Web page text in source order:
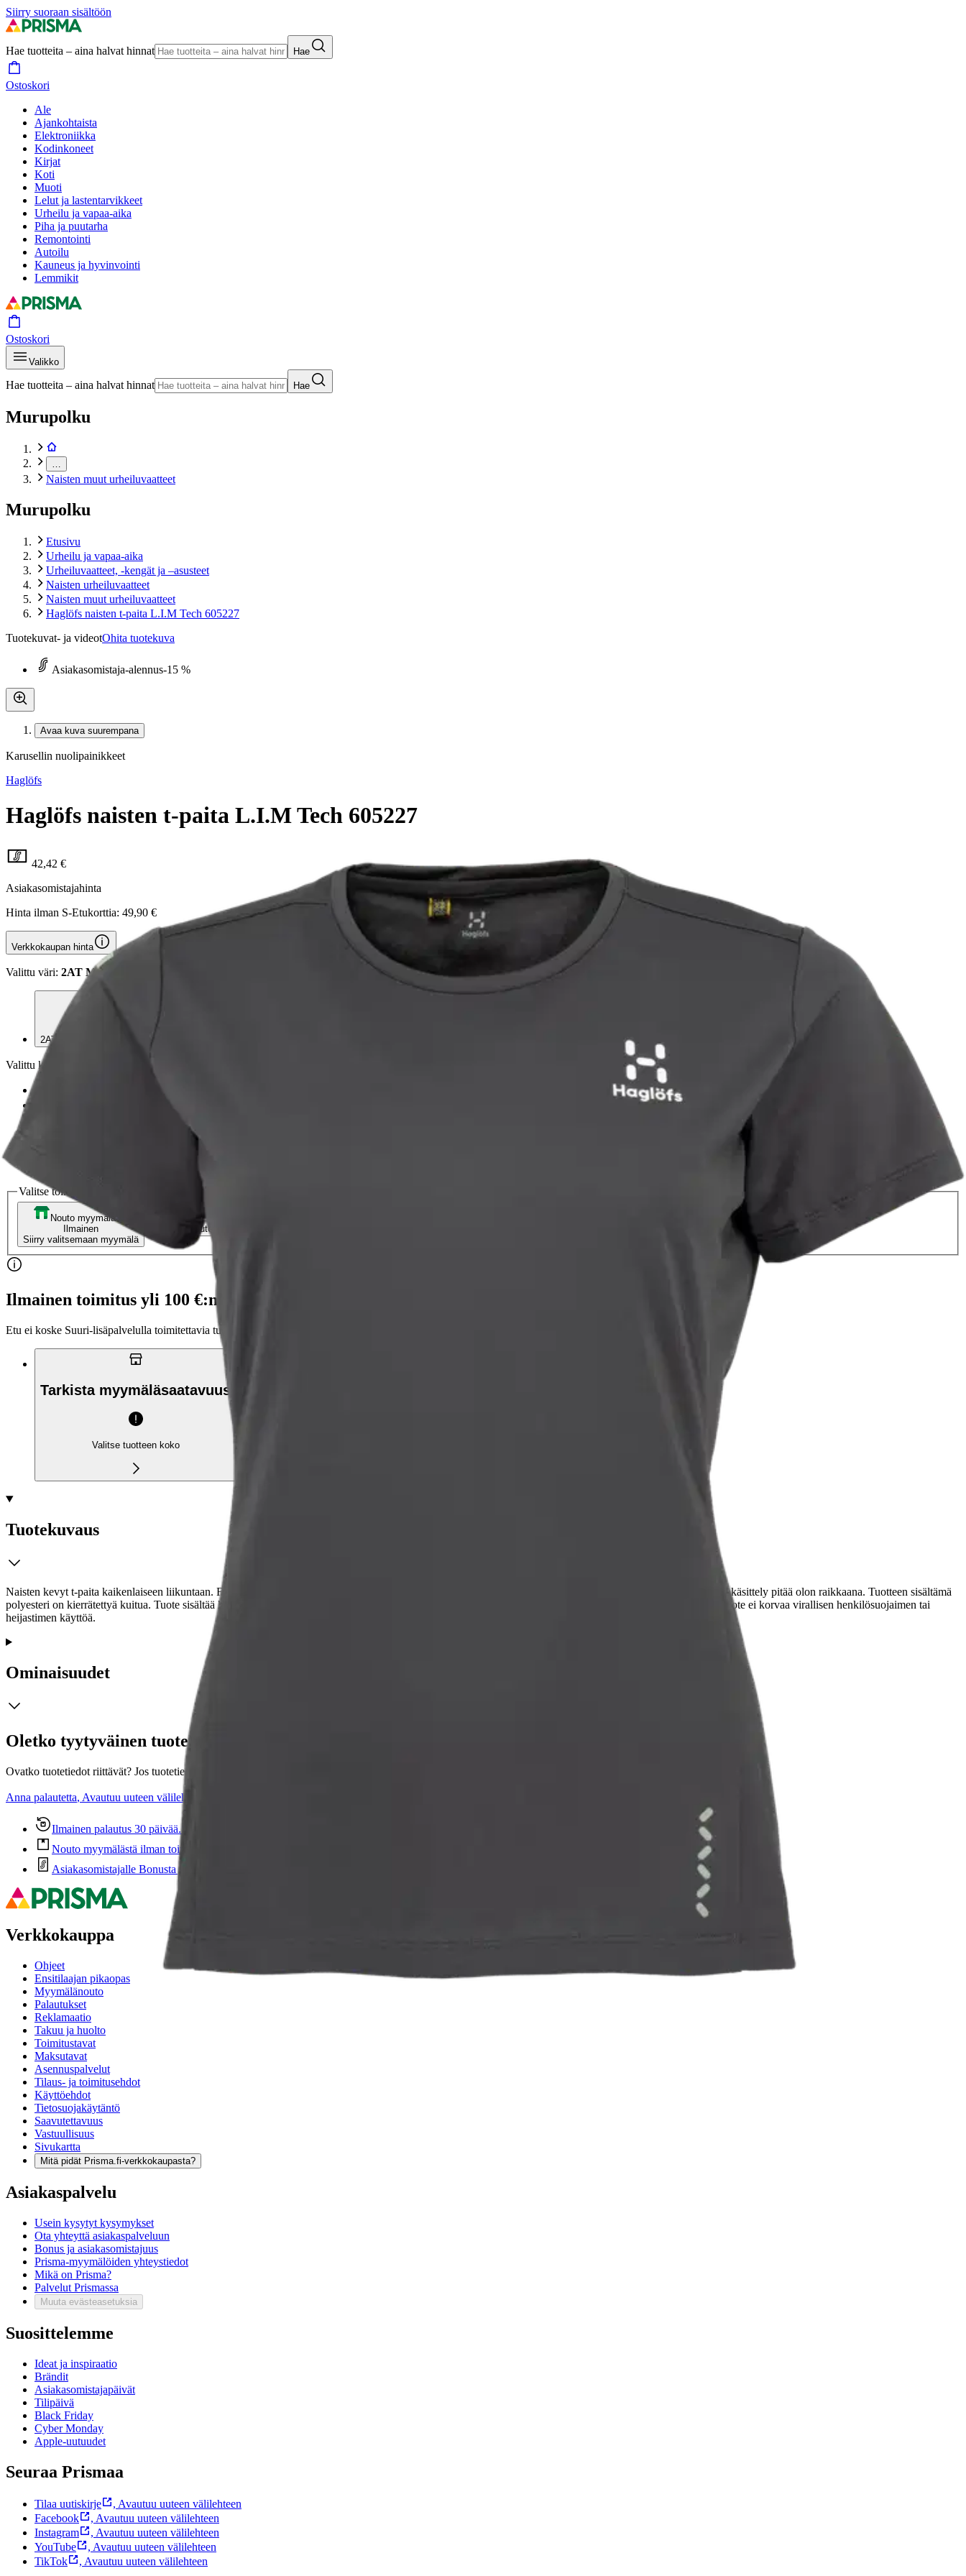
Siirry suoraan sisältöön
Hae tuotteita – aina halvat hinnat Hae
Ostoskori
Ale
Ajankohtaista
Elektroniikka
Kodinkoneet
Kirjat
Koti
Muoti
Lelut ja lastentarvikkeet
Urheilu ja vapaa-aika
Piha ja puutarha
Remontointi
Autoilu
Kauneus ja hyvinvointi
Lemmikit
Ostoskori
Valikko
Hae tuotteita – aina halvat hinnat Hae
Murupolku
Naisten muut urheiluvaatteet
Murupolku
Etusivu
Urheilu ja vapaa-aika
Urheiluvaatteet, -kengät ja –asusteet
Naisten urheiluvaatteet
Naisten muut urheiluvaatteet
Haglöfs naisten t-paita L.I.M Tech 605227
Tuotekuvat- ja videotOhita tuotekuva
Asiakasomistaja-alennus-15 %
Avaa kuva suurempana
Karusellin nuolipainikkeet
Haglöfs
Haglöfs naisten t-paita L.I.M Tech 605227
42,42 €
Asiakasomistajahinta
Hinta ilman S-Etukorttia: 49,90 €
Verkkokaupan hinta
Valittu väri: 2AT MAGNETITE
2AT MAGNETITE
Valittu koko:
Valitse toimitustapa
Nouto myymälästä
Ilmainen
Siirry valitsemaan myymälä
Kotiin tai noutopisteeseen
Ilmainen toimitus yli 100 €:n tilauksille Postin pakettiautomaattiin tai palvelupisteeseen!
Etu ei koske Suuri‑lisäpalvelulla toimitettavia tuotteita.
Tarkista myymäläsaatavuus
Valitse tuotteen koko
Tuotekuvaus
Naisten kevyt t-paita kaikenlaiseen liikuntaan. Froteerakenne parantaa kosteudensäätelyä ja saumat on suunniteltu erityisesti vähentämään hankaumia. Hajunestokäsittely pitää olon raikkaana. Tuotteen sisältämä
polyesteri on kierrätettyä kuitua. Tuote sisältää heijastavia elementtejä. Lisäksi tulee käyttää heijastinta tai heijastinliiviä parhaan näkyvyyden varmistamiseksi. Tuote ei korvaa virallisen henkilösuojaimen tai
heijastimen käyttöä.
Ominaisuudet
Oletko tyytyväinen tuotetietoihin?
Ovatko tuotetiedot riittävät? Jos tuotetiedoissa on puutteita tai niitä voisi muuten parantaa, anna palautetta.
Anna palautetta, Avautuu uuteen välilehteen
Ilmainen palautus 30 päivää.*
Nouto myymälästä ilman toimituskuluja.
Asiakasomistajalle Bonusta jopa 5 %.*
Verkkokauppa
Ohjeet
Ensitilaajan pikaopas
Myymälänouto
Palautukset
Reklamaatio
Takuu ja huolto
Toimitustavat
Maksutavat
Asennuspalvelut
Tilaus- ja toimitusehdot
Käyttöehdot
Tietosuojakäytäntö
Saavutettavuus
Vastuullisuus
Sivukartta
Mitä pidät Prisma.fi-verkkokaupasta?
Asiakaspalvelu
Usein kysytyt kysymykset
Ota yhteyttä asiakaspalveluun
Bonus ja asiakasomistajuus
Prisma-myymälöiden yhteystiedot
Mikä on Prisma?
Palvelut Prismassa
Muuta evästeasetuksia
Suosittelemme
Ideat ja inspiraatio
Brändit
Asiakasomistajapäivät
Tilipäivä
Black Friday
Cyber Monday
Apple-uutuudet
Seuraa Prismaa
Tilaa uutiskirje , Avautuu uuteen välilehteen
Facebook
, Avautuu uuteen välilehteen
Instagram
, Avautuu uuteen välilehteen
YouTube
, Avautuu uuteen välilehteen
TikTok
, Avautuu uuteen välilehteen